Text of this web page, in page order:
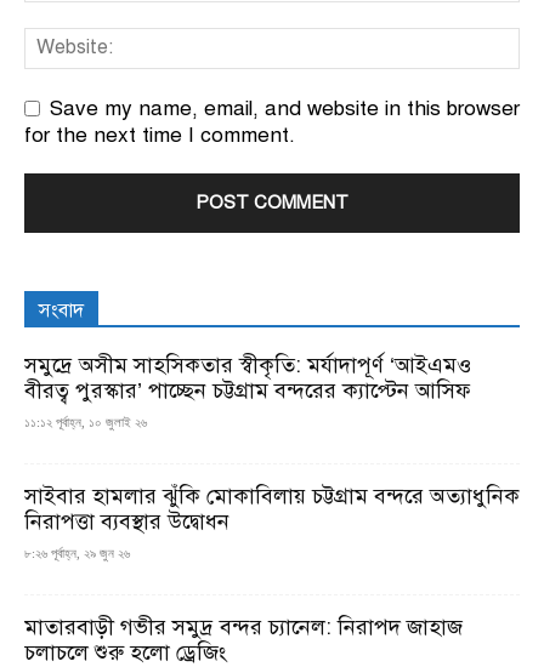
Save my name, email, and website in this browser
for the next time I comment.
সংবাদ
সমুদ্রে অসীম সাহসিকতার স্বীকৃতি: মর্যাদাপূর্ণ ‘আইএমও
বীরত্ব পুরস্কার’ পাচ্ছেন চট্টগ্রাম বন্দরের ক্যাপ্টেন আসিফ
১১:১২ পূর্বাহ্ন, ১০ জুলাই ২৬
সাইবার হামলার ঝুঁকি মোকাবিলায় চট্টগ্রাম বন্দরে অত্যাধুনিক
নিরাপত্তা ব্যবস্থার উদ্বোধন
৮:২৬ পূর্বাহ্ন, ২৯ জুন ২৬
মাতারবাড়ী গভীর সমুদ্র বন্দর চ্যানেল: নিরাপদ জাহাজ
চলাচলে শুরু হলো ড্রেজিং